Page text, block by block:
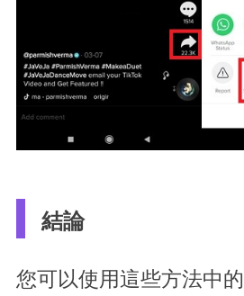
結論
您可以使用這些方法中